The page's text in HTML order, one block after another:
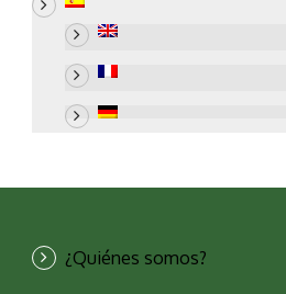
¿Quiénes somos?